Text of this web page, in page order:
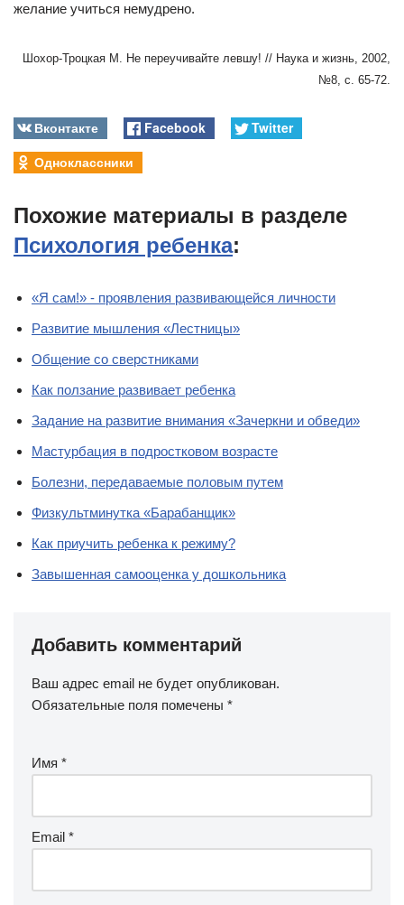
желание учиться немудрено.
Шохор-Троцкая M. Не переучивайте левшу! // Наука и жизнь, 2002,
№8, с. 65-72.
Вконтакте Facebook
Twitter
Одноклассники
Похожие материалы в разделе
Психология ребенка:
«Я сам!» - проявления развивающейся личности
Развитие мышления «Лестницы»
Общение со сверстниками
Как ползание развивает ребенка
Задание на развитие внимания «Зачеркни и обведи»
Мастурбация в подростковом возрасте
Болезни, передаваемые половым путем
Физкультминутка «Барабанщик»
Как приучить ребенка к режиму?
Завышенная самооценка у дошкольника
Добавить комментарий
Ваш адрес email не будет опубликован.
Обязательные поля помечены *
Имя *
Email *